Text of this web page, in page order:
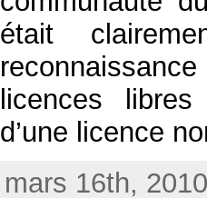
était
licences
d’une licence
mars 16th,